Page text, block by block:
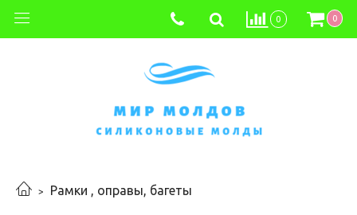
0 0
Рамки , оправы, багеты